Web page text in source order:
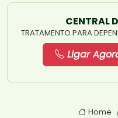
CENTRAL
TRATAMENTO PARA
Ligar
Home